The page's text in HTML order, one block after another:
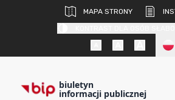
MAPA STRONY
biuletyn
informacji publicznej